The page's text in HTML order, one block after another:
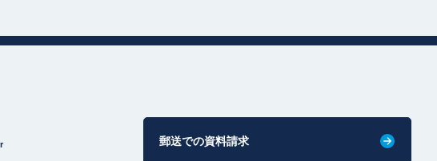
郵送での資料請求